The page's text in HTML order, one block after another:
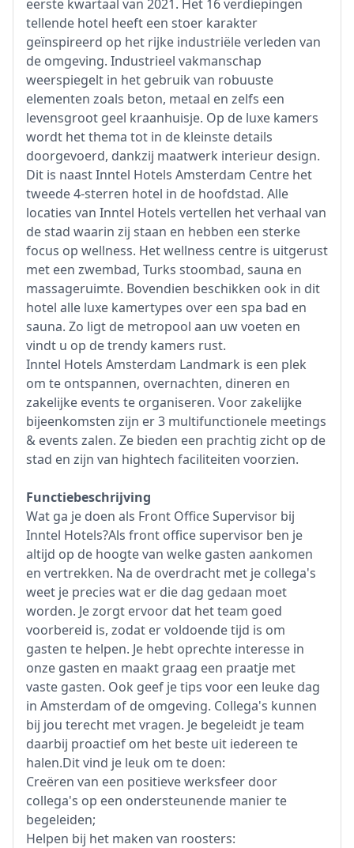
eerste kwartaal van 2021. Het 16 verdiepingen
tellende hotel heeft een stoer karakter
geïnspireerd op het rijke industriële verleden van
de omgeving. Industrieel vakmanschap
weerspiegelt in het gebruik van robuuste
elementen zoals beton, metaal en zelfs een
levensgroot geel kraanhuisje. Op de luxe kamers
wordt het thema tot in de kleinste details
doorgevoerd, dankzij maatwerk interieur design.
Dit is naast Inntel Hotels Amsterdam Centre het
tweede 4-sterren hotel in de hoofdstad. Alle
locaties van Inntel Hotels vertellen het verhaal van
de stad waarin zij staan en hebben een sterke
focus op wellness. Het wellness centre is uitgerust
met een zwembad, Turks stoombad, sauna en
massageruimte. Bovendien beschikken ook in dit
hotel alle luxe kamertypes over een spa bad en
sauna. Zo ligt de metropool aan uw voeten en
vindt u op de trendy kamers rust.
Inntel Hotels Amsterdam Landmark is een plek
om te ontspannen, overnachten, dineren en
zakelijke events te organiseren. Voor zakelijke
bijeenkomsten zijn er 3 multifunctionele meetings
& events zalen. Ze bieden een prachtig zicht op de
stad en zijn van hightech faciliteiten voorzien.
Functiebeschrijving
Wat ga je doen als Front Office Supervisor bij
Inntel Hotels?Als front office supervisor ben je
altijd op de hoogte van welke gasten aankomen
en vertrekken. Na de overdracht met je collega's
weet je precies wat er die dag gedaan moet
worden. Je zorgt ervoor dat het team goed
voorbereid is, zodat er voldoende tijd is om
gasten te helpen. Je hebt oprechte interesse in
onze gasten en maakt graag een praatje met
vaste gasten. Ook geef je tips voor een leuke dag
in Amsterdam of de omgeving. Collega's kunnen
bij jou terecht met vragen. Je begeleidt je team
daarbij proactief om het beste uit iedereen te
halen.Dit vind je leuk om te doen:
Creëren van een positieve werksfeer door
collega's op een ondersteunende manier te
begeleiden;
Helpen bij het maken van roosters: